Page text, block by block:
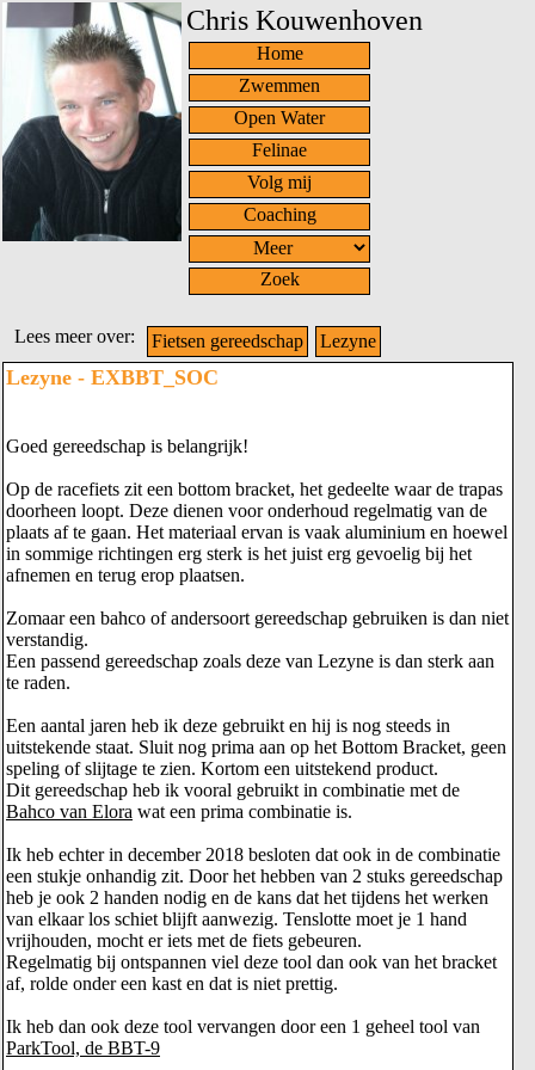
Chris Kouwenhoven
Home
Zwemmen
Open Water
Felinae
Volg mij
Coaching
Zoek
Lees meer over: Fietsen gereedschap Lezyne
Lezyne - EXBBT_SOC
Goed gereedschap is belangrijk!
Op de racefiets zit een bottom bracket, het gedeelte waar de trapas
doorheen loopt. Deze dienen voor onderhoud regelmatig van de
plaats af te gaan. Het materiaal ervan is vaak aluminium en hoewel
in sommige richtingen erg sterk is het juist erg gevoelig bij het
afnemen en terug erop plaatsen.
Zomaar een bahco of andersoort gereedschap gebruiken is dan niet
verstandig.
Een passend gereedschap zoals deze van Lezyne is dan sterk aan
te raden.
Een aantal jaren heb ik deze gebruikt en hij is nog steeds in
uitstekende staat. Sluit nog prima aan op het Bottom Bracket, geen
speling of slijtage te zien. Kortom een uitstekend product.
Dit gereedschap heb ik vooral gebruikt in combinatie met de
Bahco van Elora wat een prima combinatie is.
Ik heb echter in december 2018 besloten dat ook in de combinatie
een stukje onhandig zit. Door het hebben van 2 stuks gereedschap
heb je ook 2 handen nodig en de kans dat het tijdens het werken
van elkaar los schiet blijft aanwezig. Tenslotte moet je 1 hand
vrijhouden, mocht er iets met de fiets gebeuren.
Regelmatig bij ontspannen viel deze tool dan ook van het bracket
af, rolde onder een kast en dat is niet prettig.
Ik heb dan ook deze tool vervangen door een 1 geheel tool van
ParkTool, de BBT-9